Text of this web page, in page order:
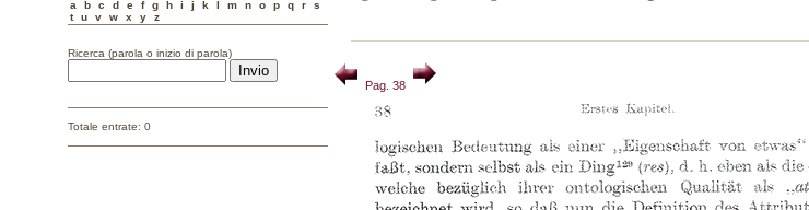
a b c d e f g h i j k l m n o p q r
s
t
u v w x y z
Ricerca (parola o inizio di parola)
Totale entrate: 0
Pag. 38